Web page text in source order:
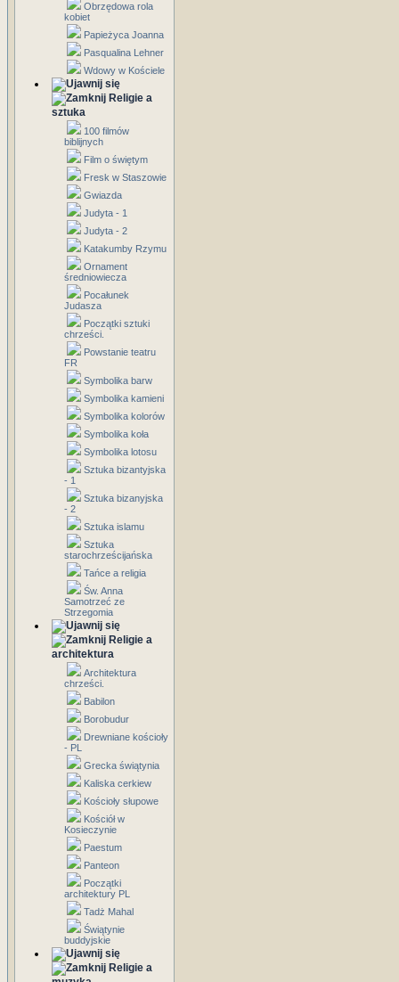
Obrzędowa rola
kobiet
Papieżyca Joanna
Pasqualina Lehner
Wdowy w Kościele
Religie a
sztuka
100 filmów
biblijnych
Film o świętym
Fresk w Staszowie
Gwiazda
Judyta - 1
Judyta - 2
Katakumby Rzymu
Ornament
średniowiecza
Pocałunek
Judasza
Początki sztuki
chrześci.
Powstanie teatru
FR
Symbolika barw
Symbolika kamieni
Symbolika kolorów
Symbolika koła
Symbolika lotosu
Sztuka bizantyjska
- 1
Sztuka bizanyjska
- 2
Sztuka islamu
Sztuka
starochrześcijańska
Tańce a religia
Św. Anna
Samotrzeć ze
Strzegomia
Religie a
architektura
Architektura
chrześci.
Babilon
Borobudur
Drewniane kościoły
- PL
Grecka świątynia
Kaliska cerkiew
Kościoły słupowe
Kościół w
Kosieczynie
Paestum
Panteon
Początki
architektury PL
Tadż Mahal
Świątynie
buddyjskie
Religie a